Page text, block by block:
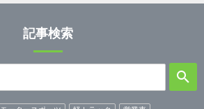
記事検索